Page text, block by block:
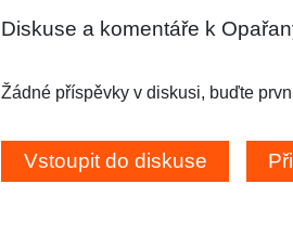
Diskuse a komentáře k
Žádné příspěvky v diskusi, buďte